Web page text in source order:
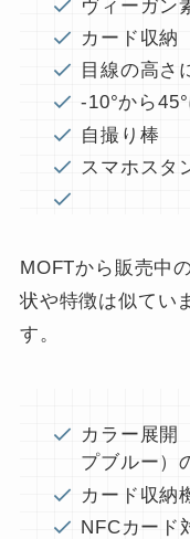
ヴィーガン
カード収納
目線の高さ
-10°から
自撮り棒
スマホスタ
MOFTから販売中
状や特徴は似てい
す。
カラー展開
プブルー）
カード収納
NFCカード